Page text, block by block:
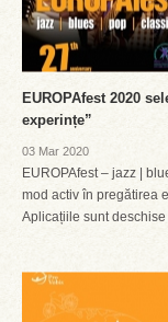
EUROPAfest 2020
experințe”
03 Mar 2020
EUROPAfest – jazz |
mod activ în pregătirea
Aplicațiile sunt